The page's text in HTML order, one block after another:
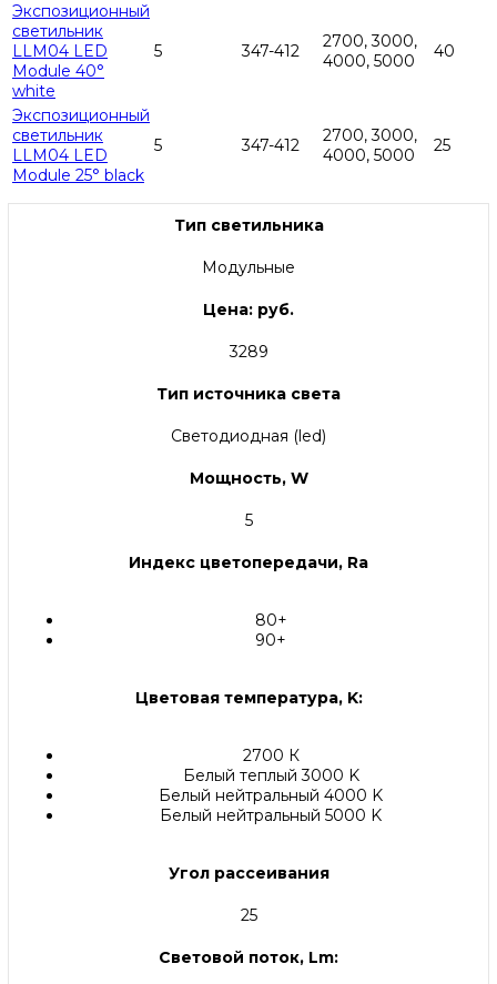
Экспозиционный
светильник
LLM04 LED
Module 40°
white
5 347-412
2700, 3000,
4000, 5000
40
Экспозиционный
светильник
LLM04 LED
Module 25° black
5 347-412
2700, 3000,
4000, 5000
25
Тип светильника
Модульные
Цена: руб.
3289
Тип источника света
Светодиодная (led)
Мощность, W
5
Индекс цветопередачи, Ra
80+
90+
Цветовая температура, K:
2700 К
Белый теплый 3000 K
Белый нейтральный 4000 K
Белый нейтральный 5000 K
Угол рассеивания
25
Световой поток, Lm: